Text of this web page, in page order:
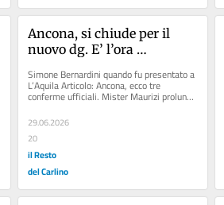
Ancona, si chiude per il
nuovo dg. E’ l’ora
Simone Bernardini quando fu presentato a
L’Aquila Articolo: Ancona, ecco tre
conferme ufficiali. Mister Maurizi prolunga
29.06.2026
20
il Resto
del Carlino